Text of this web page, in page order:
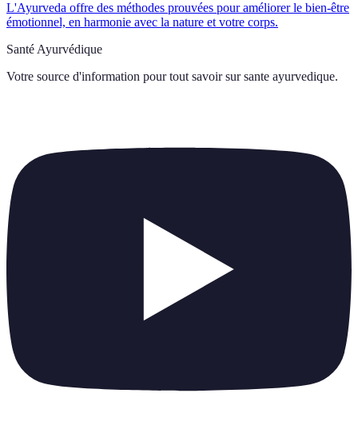
L'Ayurveda offre des méthodes prouvées pour améliorer le bien-être
émotionnel, en harmonie avec la nature et votre corps.
Santé Ayurvédique
Votre source d'information pour tout savoir sur sante ayurvedique.